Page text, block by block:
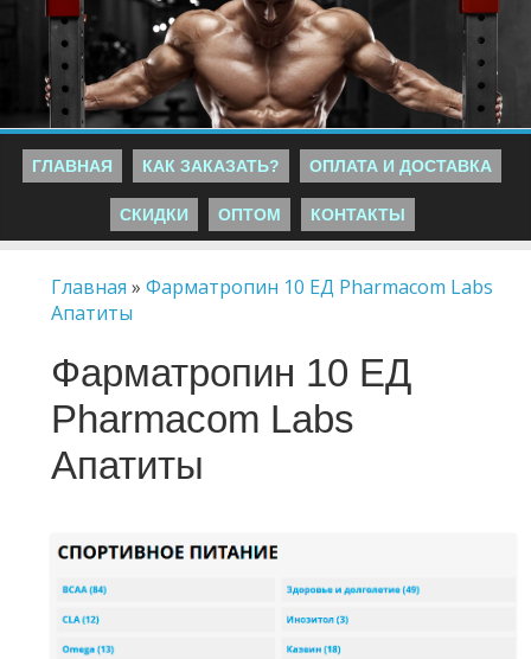
ГЛАВНАЯ КАК ЗАКАЗАТЬ? ОПЛАТА И ДОСТАВКА
СКИДКИ ОПТОМ КОНТАКТЫ
Главная »Фарматропин 10 ЕД Pharmacom Labs
Апатиты
Фарматропин 10 ЕД
Pharmacom Labs
Апатиты